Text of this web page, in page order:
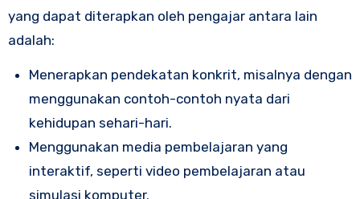
yang dapat diterapkan oleh pengajar antara lain
adalah:
Menerapkan pendekatan konkrit, misalnya dengan
menggunakan contoh-contoh nyata dari
kehidupan sehari-hari.
Menggunakan media pembelajaran yang
interaktif, seperti video pembelajaran atau
simulasi komputer.